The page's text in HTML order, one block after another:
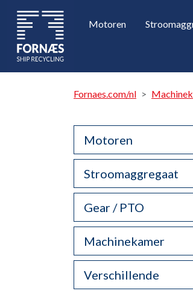
Motoren
Fornaes.com/nl
Motoren
Stroomaggregaat
Gear / PTO
Machinekamer
Verschillende